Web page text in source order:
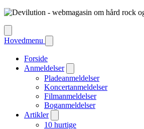
Hovedmenu
Forside
Anmeldelser
Pladeanmeldelser
Koncertanmeldelser
Filmanmeldelser
Boganmeldelser
Artikler
10 hurtige